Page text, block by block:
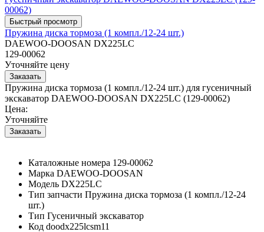
Пружина диска тормоза (1 компл./12-24 шт.)
DAEWOO-DOOSAN DX225LC
129-00062
Уточняйте цену
Пружина диска тормоза (1 компл./12-24 шт.) для гусеничный
экскаватор DAEWOO-DOOSAN DX225LC (129-00062)
Цена:
Уточняйте
Каталожные номера 129-00062
Марка DAEWOO-DOOSAN
Модель DX225LC
Тип запчасти Пружина диска тормоза (1 компл./12-24
шт.)
Тип Гусеничный экскаватор
Код doodx225lcsm11